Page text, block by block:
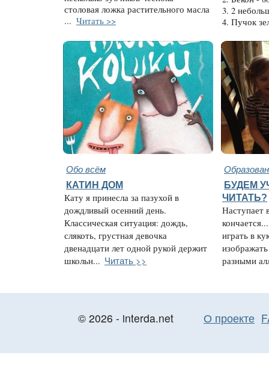
столовая ложка растительного масла
... Читать >>
3. 2
4. Пучок
Обо всём
КАТИН ДОМ
Кату я принесла за пазухой в
дождливый осенний день.
Классическая ситуация: дождь,
слякоть, грустная девочка
двенадцати лет одной рукой держит
школьн... Читать >>
БУДЕМ
ЧИТАТЬ?
Наступает
играть в
разными
© 2026 - interda.net О проекте